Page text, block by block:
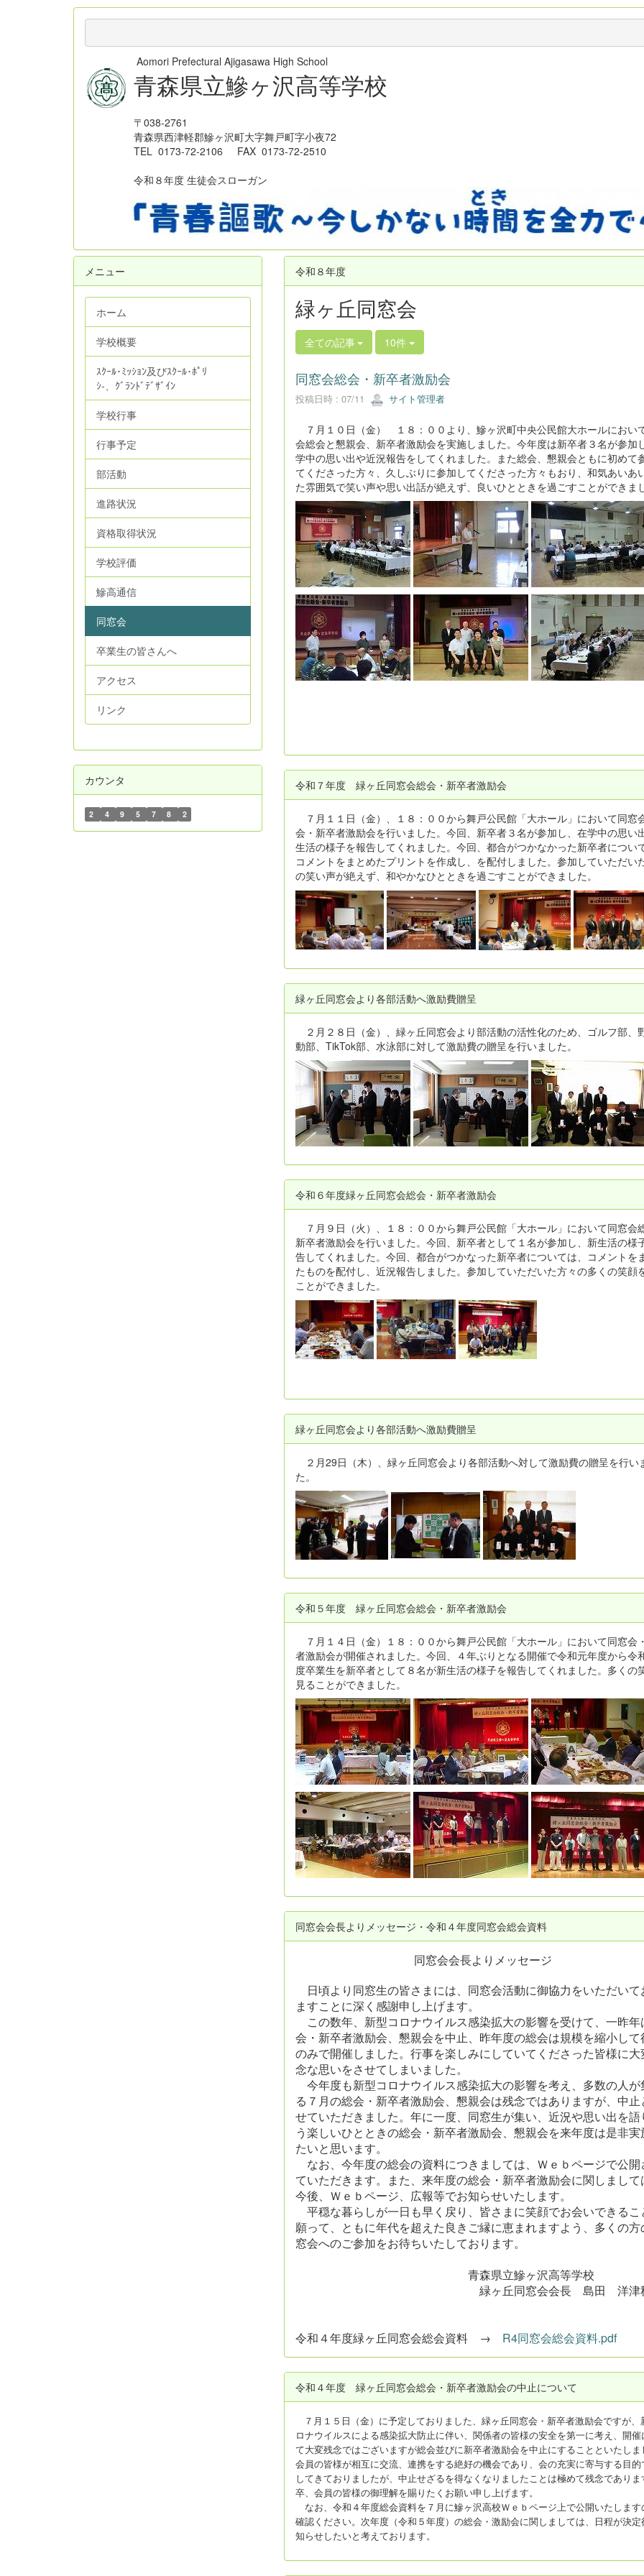
Aomori Prefectural Ajigasawa High School
青森県立鰺ヶ沢高等学校
〒038-2761
青森県西津軽郡鰺ヶ沢町大字舞戸町字小夜72
TEL 0173-72-2106 FAX 0173-72-2510
令和８年度 生徒会スローガン
令和８年度
緑ヶ丘同窓会
全ての記事 10件
同窓会総会・新卒者激励会
投稿日時 : 07/11 サイト管理者
７月１０日（金） １８：００より、鰺ヶ沢町中央公民館大ホールにおい
会総会と懇親会、新卒者激励会を実施しました。今年度は新卒者３名が参加
学中の思い出や近況報告をしてくれました。また総会、懇親会ともに初めて
てくださった方々、久しぶりに参加してくださった方々もおり、和気あいあ
た雰囲気で笑い声や思い出話が絶えず、良いひとときを過ごすことができま
令和７年度 緑ヶ丘同窓会総会・新卒者激励会
７月１１日（金）、１８：００から舞戸公民館「大ホール」において同窓
会・新卒者激励会を行いました。今回、新卒者３名が参加し、在学中の思い
生活の様子を報告してくれました。今回、都合がつかなかった新卒者につい
コメントをまとめたプリントを作成し、を配付しました。参加していただい
の笑い声が絶えず、和やかなひとときを過ごすことができました。
緑ヶ丘同窓会より各部活動へ激励費贈呈
２月２８日（金）、緑ヶ丘同窓会より部活動の活性化のため、ゴルフ部、
動部、TikTok部、水泳部に対して激励費の贈呈を行いました。
令和６年度緑ヶ丘同窓会総会・新卒者激励会
７月９日（火）、１８：００から舞戸公民館「大ホール」において同窓会
新卒者激励会を行いました。今回、新卒者として１名が参加し、新生活の様
告してくれました。今回、都合がつかなった新卒者については、コメントを
たものを配付し、近況報告しました。参加していただいた方々の多くの笑顔
ことができました。
緑ヶ丘同窓会より各部活動へ激励費贈呈
２月29日（木）、緑ヶ丘同窓会より各部活動へ対して激励費の贈呈を行い
た。
令和５年度 緑ヶ丘同窓会総会・新卒者激励会
７月１４日（金）１８：００から舞戸公民館「大ホール」において同窓会
者激励会が開催されました。今回、４年ぶりとなる開催で令和元年度から令
度卒業生を新卒者として８名が新生活の様子を報告してくれました。多くの
見ることができました。
同窓会会長よりメッセージ・令和４年度同窓会総会資料
同窓会会長よりメッセージ
日頃より同窓生の皆さまには、同窓会活動に御協力をいただいて
ますことに深く感謝申し上げます。
この数年、新型コロナウイルス感染拡大の影響を受けて、一昨年
会・新卒者激励会、懇親会を中止、昨年度の総会は規模を縮小して
のみで開催しました。行事を楽しみにしていてくださった皆様に大
念な思いをさせてしまいました。
今年度も新型コロナウイルス感染拡大の影響を考え、多数の人が
る７月の総会・新卒者激励会、懇親会は残念ではありますが、中止
せていただきました。年に一度、同窓生が集い、近況や思い出を語
う楽しいひとときの総会・新卒者激励会、懇親会を来年度は是非実
たいと思います。
なお、今年度の総会の資料につきましては、Ｗｅｂページで公開
ていただきます。また、来年度の総会・新卒者激励会に関しまして
今後、Ｗｅｂページ、広報等でお知らせいたします。
平穏な暮らしが一日も早く戻り、皆さまに笑顔でお会いできるこ
願って、ともに年代を超えた良きご縁に恵まれますよう、多くの方
窓会へのご参加をお待ちいたしております。
青森県立鰺ヶ沢高等学校
緑ヶ丘同窓会会長 島田 洋津
令和４年度緑ヶ丘同窓会総会資料 → R4同窓会総会資料.pdf
令和４年度 緑ヶ丘同窓会総会・新卒者激励会の中止について
７月１５日（金）に予定しておりました、緑ヶ丘同窓会・新卒者激励会ですが、
ロナウイルスによる感染拡大防止に伴い、関係者の皆様の安全を第一に考え、開催
て大変残念ではございますが総会並びに新卒者激励会を中止にすることといたしま
会員の皆様が相互に交流、連携をする絶好の機会であり、会の充実に寄与する目的
してきておりましたが、中止せざるを得なくなりましたことは極めて残念でありま
卒、会員の皆様の御理解を賜りたくお願い申し上げます。
なお、令和４年度総会資料を７月に鰺ヶ沢高校Ｗｅｂページ上で公開いたします
確認ください。次年度（令和５年度）の総会・激励会に関しましては、日程が決定
知らせしたいと考えております。
メニュー
ホーム
学校概要
ｽｸｰﾙ･ﾐｯｼｮﾝ及びｽｸｰﾙ･ﾎﾟﾘ
ｼ‐、ｸﾞﾗﾝﾄﾞﾃﾞｻﾞｲﾝ
学校行事
行事予定
部活動
進路状況
資格取得状況
学校評価
鰺高通信
同窓会
卒業生の皆さんへ
アクセス
リンク
カウンタ
2 4 9 5 7 8 2